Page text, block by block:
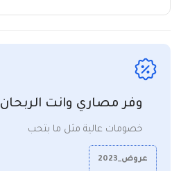
وفر مصاري وانت الربحان
خصومات عالية مثل ما بتحب
عروض_2023